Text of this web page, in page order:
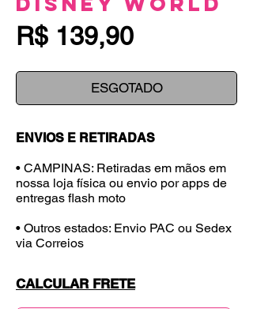
R$ 139,90Preço
ESGOTADO
ENVIOS E RETIRADAS
• CAMPINAS: Retiradas em mãos em
nossa loja física ou envio por apps de
entregas flash moto
• Outros estados: Envio PAC ou Sedex
via Correios
CALCULAR FRETE